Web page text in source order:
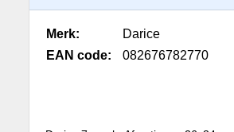
Merk:
Darice
EAN code:
082676782770